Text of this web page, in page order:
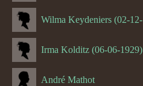
Irma Kolditz (06-06-1929)
André Mathot